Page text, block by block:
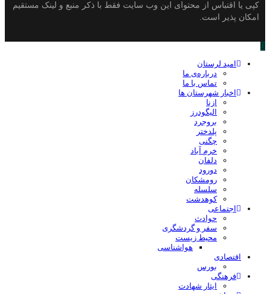
کپی یا اقتباس از محتوای این وب سایت فقط با ذکر منبع و لینک مستقیم
امکان پذیر است.
امید لرستان
درباره‌ی ما
تماس با ما
اخبار شهرستان ها
ازنا
الیگودرز
بروجرد
پلدختر
چگنی
خرم آباد
دلفان
دورود
رومشکان
سلسله
کوهدشت
اجتماعی
حوادث
سفر و گردشگری
محیط زیست
هواشناسی
اقتصادی
بورس
فرهنگی
ایثار شهادت